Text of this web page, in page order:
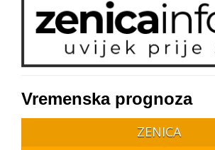
Vremenska prognoza
ZENICA